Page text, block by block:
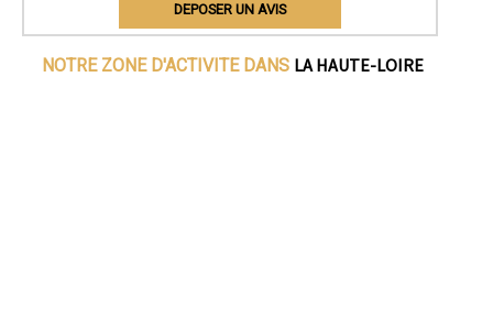
DEPOSER UN AVIS
NOTRE ZONE D'ACTIVITE DANS LA HAUTE-LOIRE